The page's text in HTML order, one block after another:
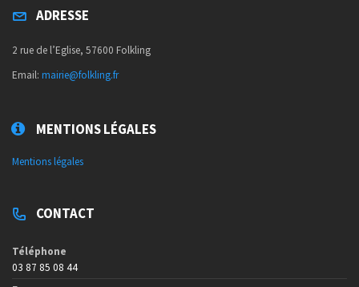
ADRESSE
2 rue de l’Eglise, 57600 Folkling
Email: mairie@folkling.fr
MENTIONS LÉGALES
Mentions légales
CONTACT
Téléphone
03 87 85 08 44